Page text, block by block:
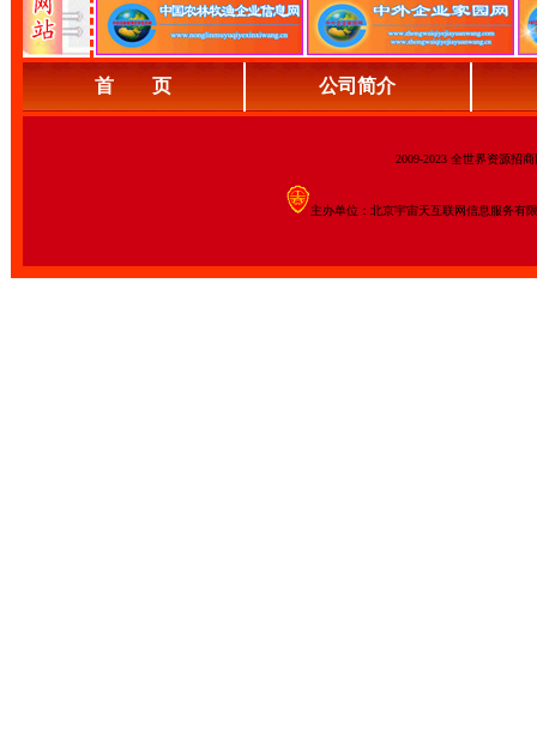
首 页 公司简介
2009-2023 全世界资源招
主办单位：北京宇宙天互联网信息服务有